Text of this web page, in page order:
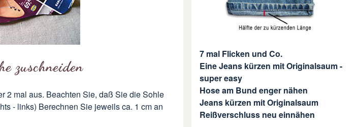
zuschneiden
2 mal aus. Beachten Sie, daß Sie die Sohle
- links) Berechnen Sie jeweils ca. 1 cm an
7 mal Flicken und Co.
Eine Jeans kürzen mit Originalsaum -
super easy
Hose am Bund enger nähen
Jeans kürzen mit Originalsaum
Reißverschluss neu einnähen